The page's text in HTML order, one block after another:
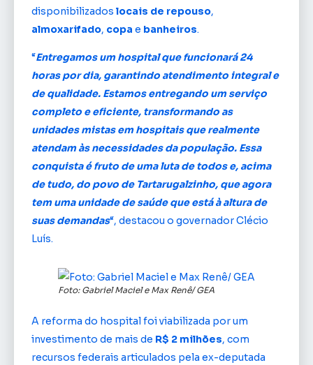
disponibilizados locais de repouso,
almoxarifado, copa e banheiros.
“Entregamos um hospital que funcionará 24
horas por dia, garantindo atendimento integral e
de qualidade. Estamos entregando um serviço
completo e eficiente, transformando as
unidades mistas em hospitais que realmente
atendam às necessidades da população. Essa
conquista é fruto de uma luta de todos e, acima
de tudo, do povo de Tartarugalzinho, que agora
tem uma unidade de saúde que está à altura de
suas demandas“, destacou o governador Clécio
Luís.
Foto: Gabriel Maciel e Max Renê/ GEA
A reforma do hospital foi viabilizada por um
investimento de mais de R$ 2 milhões, com
recursos federais articulados pela ex-deputada